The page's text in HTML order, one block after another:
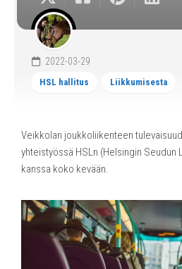
2022-03-29
HSL hallitus Liikkumisesta
Veikkolan joukkoliikenteen
yhteistyössä HSLn (Helsingin Seudun
kanssa koko kevään.